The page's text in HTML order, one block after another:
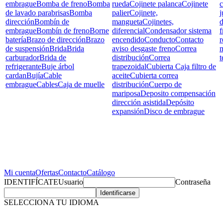
embragueBomba de frenoBomba
de lavado parabrisasBomba
direcciónBombín de
embragueBombín de frenoBorne
bateríaBrazo de direcciónBrazo
de suspensiónBridaBrida
carburadorBrida de
refrigeranteBuje árbol
cardanBujíaCable
embragueCablesCaja de muelle
ruedaCojinete palancaCojinete
palierCojinete,
manguetaCojinetes,
diferencialCondensador sistema
encendidoConductoContacto
aviso desgaste frenoCorrea
distribuciónCorrea
trapezoidalCubierta Caja filtro de
aceiteCubierta correa
distribuciónCuerpo de
mariposaDeposito compensación
dirección asistidaDepósito
expansiónDisco de embrague
Mi cuentaOfertasContactoCatálogo
IDENTIFÍCATEUsuario Contraseña
SELECCIONA TU IDIOMA